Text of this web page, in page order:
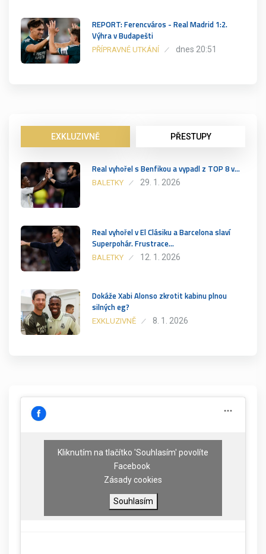
REPORT: Ferencváros - Real Madrid 1:2.
Výhra v Budapešti
PŘÍPRAVNÉ UTKÁNÍ dnes 20:51
EXKLUZIVNĚ PŘESTUPY
Real vyhořel s Benfikou a vypadl z TOP 8 v…
BALETKY 29. 1. 2026
Real vyhořel v El Clásiku a Barcelona slaví
Superpohár. Frustrace…
BALETKY 12. 1. 2026
Dokáže Xabi Alonso zkrotit kabinu plnou
silných eg?
EXKLUZIVNĚ 8. 1. 2026
Kliknutím na tlačítko 'Souhlasím' povolíte
Facebook
Zásady cookies
Souhlasím